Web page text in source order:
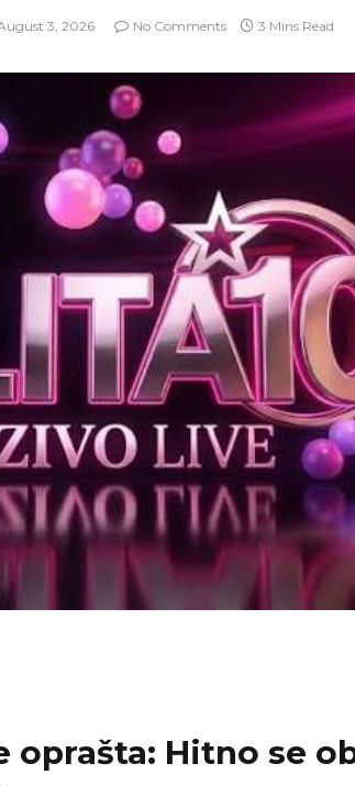
3, 2026 No Comments 3 Mins Read
oprašta: Hitno se